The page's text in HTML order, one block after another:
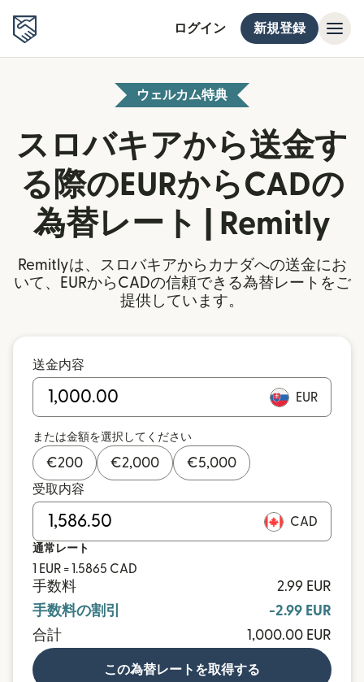
ログイン 新規登録
ウェルカム特典
スロバキアから送金す
る際のEURからCADの
為替レート | Remitly
Remitlyは、スロバキアからカナダへの送金にお
いて、EURからCADの信頼できる為替レートをご
提供しています。
送金内容
EUR
または金額を選択してください
€200 €2,000 €5,000
受取内容
CAD
通常レート
1 EUR = 1.5865 CAD
手数料
2.99 EUR
手数料の割引
-2.99 EUR
合計
1,000.00 EUR
この為替レートを取得する